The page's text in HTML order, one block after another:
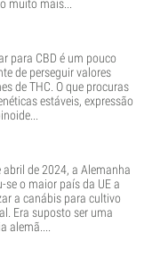
muito mais...
para CBD é um pouco
de perseguir valores
de THC. O que procuras
estáveis, expressão
abril de 2024, a Alemanha
se o maior país da UE a
a canábis para cultivo
Era suposto ser uma
alemã....